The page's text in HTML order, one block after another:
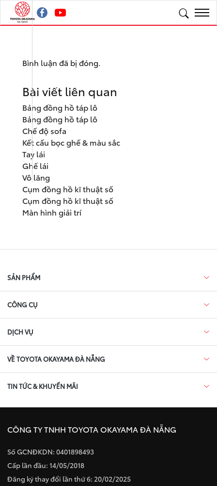
Bình luận đã bị đóng.
Bài viết liên quan
Bảng đồng hồ táp lô
Bảng đồng hồ táp lô
Chế độ sofa
Kết cấu bọc ghế & màu sắc
Tay lái
Ghế lái
Vô lăng
Cụm đồng hồ kĩ thuật số
Cụm đồng hồ kĩ thuật số
Màn hình giải trí
SẢN PHẨM
CÔNG CỤ
DỊCH VỤ
VỀ TOYOTA OKAYAMA ĐÀ NẴNG
TIN TỨC & KHUYẾN MÃI
CÔNG TY TNHH TOYOTA OKAYAMA ĐÀ NẴNG
Số GCNĐKDN: 0401898493
Cấp lần đầu: 14/05/2018
Đăng ký thay đổi lần thứ 6: 20/02/2025